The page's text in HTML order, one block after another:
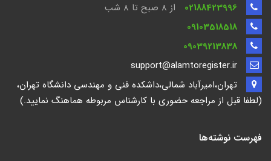
02188423996
از 8 صبح تا ۸ شب
09103518518
09039213838
support@alamtoregister.ir
تهران،امیرآباد شمالی،داشکده فنی و مهندسی دانشگاه تهران،
(لطفا قبل از مراجعه حضوری با کارشناس مربوطه هماهنگ نمایید.)
فهرست نوشته‌ها